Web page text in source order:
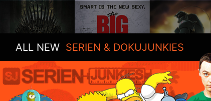
ALL NEW SERIEN & DOKUJUNKIES